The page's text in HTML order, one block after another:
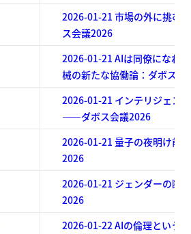
2026-01-21 市場の外に挑む
ス会議2026
2026-01-21 AIは同僚になれ
械の新たな協働論：ダボス会
2026-01-21 インテリジェン
——ダボス会議2026
2026-01-21 量子の夜明け前
2026
2026-01-21 ジェンダーの断
2026
2026-01-22 AIの倫理という